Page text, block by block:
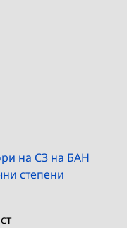
на СЗ на БАН
степени